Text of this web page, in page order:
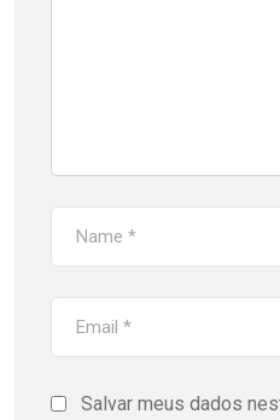
Salvar meus dados